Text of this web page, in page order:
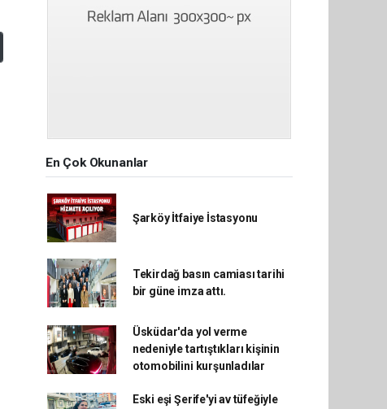
En Çok Okunanlar
Şarköy İtfaiye İstasyonu
Tekirdağ basın camiası tarihi
bir güne imza attı.
Üsküdar'da yol verme
nedeniyle tartıştıkları kişinin
otomobilini kurşunladılar
Eski eşi Şerife'yi av tüfeğiyle